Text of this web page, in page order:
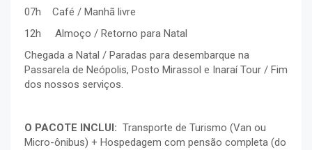
07h Café / Manhã livre
12h Almoço / Retorno para Natal
Chegada a Natal / Paradas para desembarque na
Passarela de Neópolis, Posto Mirassol e Inaraí Tour / Fim
dos nossos serviços.
O PACOTE INCLUI: Transporte de Turismo (Van ou
Micro-ônibus) + Hospedagem com pensão completa (do